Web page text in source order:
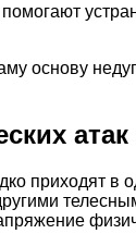
основу
приходят